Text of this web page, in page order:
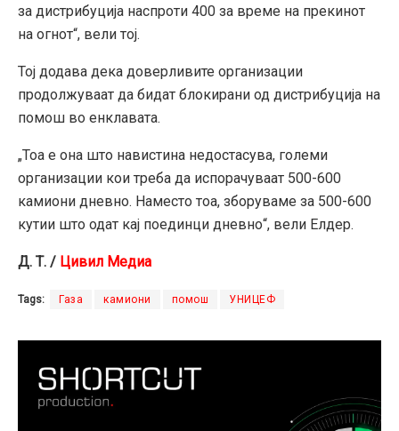
за дистрибуција наспроти 400 за време на прекинот
на огнот“, вели тој.
Тој додава дека доверливите организации
продолжуваат да бидат блокирани од дистрибуција на
помош во енклавата.
„Тоа е она што навистина недостасува, големи
организации кои треба да испорачуваат 500-600
камиони дневно. Наместо тоа, зборуваме за 500-600
кутии што одат кај поединци дневно“, вели Елдер.
Д. Т. / Цивил Медиа
Tags: Газа камиони помош УНИЦЕФ